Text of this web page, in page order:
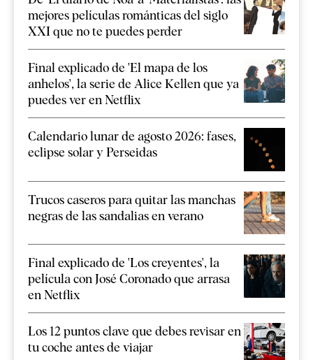
mejores películas románticas del siglo
XXI que no te puedes perder
Final explicado de 'El mapa de los
anhelos', la serie de Alice Kellen que ya
puedes ver en Netflix
Calendario lunar de agosto 2026: fases,
eclipse solar y Perseidas
Trucos caseros para quitar las manchas
negras de las sandalias en verano
Final explicado de 'Los creyentes', la
película con José Coronado que arrasa
en Netflix
Los 12 puntos clave que debes revisar en
tu coche antes de viajar